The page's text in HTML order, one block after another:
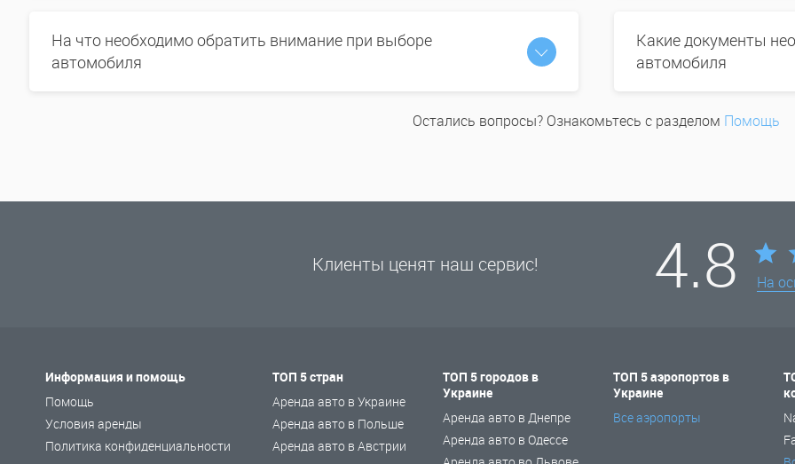
На что необходимо обратить внимание при выборе
автомобиля
Какие документы
автомобиля
Остались вопросы? Ознакомьтесь с разделом Помощь
Клиенты ценят наш сервис! 4.8 На
Информация и помощь
Помощь
Условия аренды
Политика конфиденциальности
ТОП 5 стран
Аренда авто в Украине
Аренда авто в Польше
Аренда авто в Австрии
ТОП 5 городов в
Украине
Аренда авто в Днепре
Аренда авто в Одессе
ТОП 5 аэропортов в
Украине
Все аэропорты